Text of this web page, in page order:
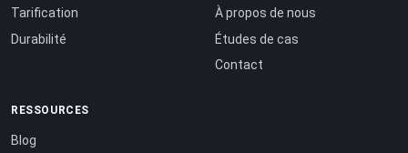
Tarification
Durabilité
À propos de nous
Études de cas
Contact
RESSOURCES
Blog